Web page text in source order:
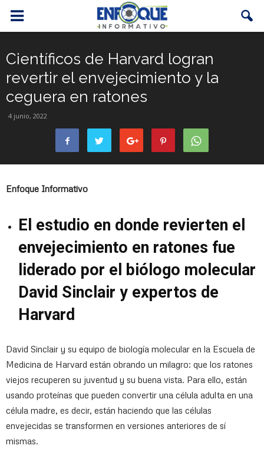
Científicos de Harvard logran
revertir el envejecimiento y la
ceguera en ratones
4 junio, 2022
Enfoque Informativo
El estudio en donde revierten el
envejecimiento en ratones fue
liderado por el biólogo molecular
David Sinclair y expertos de
Harvard
David Sinclair y su equipo de biología molecular en la Escuela de
Medicina de Harvard están obrando un milagro: que los ratones
viejos recuperen su juventud y su buena vista. Para ello, están
usando proteínas que pueden convertir una célula adulta en una
célula madre, es decir, están haciendo que las células
envejecidas se transformen en versiones anteriores de sí
mismas.